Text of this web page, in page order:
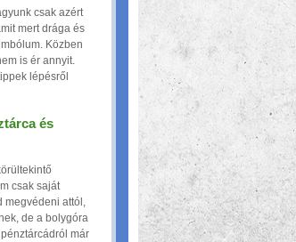
csak azért
mert drága és
Közben
is ér annyit.
lépésről
és
csak saját
megvédeni attól,
de a bolygóra
már